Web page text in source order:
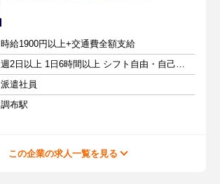
時給1900円以上+交通費全額支給
週2日以上 1日6時間以上 シフト自由・自己申告
派遣社員
調布駅
この企業の求人一覧を見る